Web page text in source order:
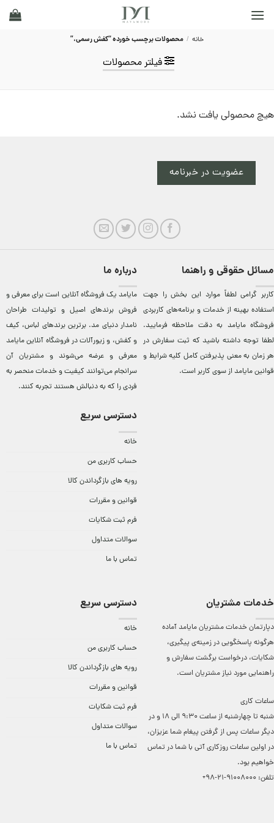
خانه / محصولات برچسب خورده “کفش رسمی،”
فیلتر محصولات
هیچ محصولی یافت نشد.
عضویت در خبرنامه
مسائل حقوقی و راهنما
کاربر گرامی لطفاً موارد این بخش را جهت
استفاده بهینه از خدمات و برنامه‌‏های کاربردی
فروشگاه مایامد به دقت ملاحظه فرمایید.
لطفا توجه داشته باشید که ثبت سفارش در
هر زمان به معنی پذیرفتن کامل کلیهشرایط و
قوانین مایامداز سوی کاربر است.
درباره ما
مایامد يک فروشگاه آنلاين است برای معرفی و
فروش برندهای اصيل و توليدات طراحان
نامدار دنيای مد. برترين‌ برندهای لباس، کيف
و کفش، و زيورآلات در فروشگاه آنلاين مایامد
معرفی و عرضه می‌شوند و مشتريان آن
سرانجام می‌توانند کيفيت و خدمات منحصر به
فردی را که به دنبالش هستند تجربه کنند.
دسترسی سریع
خانه
حساب کاربری من
رویه های بازگرداندن کالا
قوانین و مقررات
فرم ثبت شکایات
سوالات متداول
تماس با ما
خدمات مشتریان
دپارتمان خدمات مشتریان مایامد آماده
هرگونه پاسخگویی در زمینه‌ی پیگیری،
شکایات، درخواست برگشت سفارش و
راهنمایی مورد نیاز مشتریان است.
ساعات کاری
شنبه تا چهارشنبه از ساعت 9:30 الی 18 و در
دیگر ساعات ‌پس از گرفتن پیغام شما عزیزان،
در اولین ساعات روزکاری آتی با شما در تماس
خواهیم بود.
تلفن: 91008000-21-98+
دسترسی سریع
خانه
حساب کاربری من
رویه های بازگرداندن کالا
قوانین و مقررات
فرم ثبت شکایات
سوالات متداول
تماس با ما